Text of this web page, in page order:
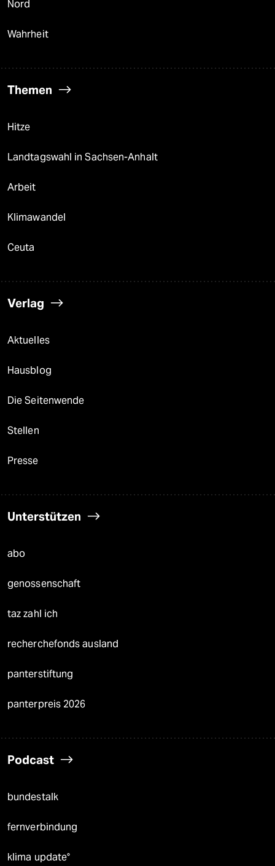
Nord
Wahrheit
Themen
Hitze
Landtagswahl in Sachsen-Anhalt
Arbeit
Klimawandel
Ceuta
Verlag
Aktuelles
Hausblog
Die Seitenwende
Stellen
Presse
Unterstützen
abo
genossenschaft
taz zahl ich
recherchefonds ausland
panterstiftung
panterpreis 2026
Podcast
bundestalk
fernverbindung
klima update°